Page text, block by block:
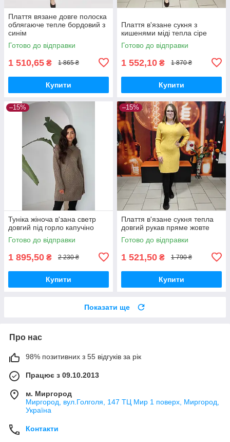
Плаття вязане довге полоска
облягаюче тепле бордовий з
синім
Готово до відправки
1 510,65 ₴ 1 865 ₴
Купити
Плаття в'язане сукня з
кишенями міді тепла сіре
Готово до відправки
1 552,10 ₴ 1 870 ₴
Купити
–15%
Туніка жіноча в'зана светр
довгий під горло капучіно
Готово до відправки
1 895,50 ₴ 2 230 ₴
Купити
–15%
Плаття в'язане сукня тепла
довгий рукав пряме жовте
Готово до відправки
1 521,50 ₴ 1 790 ₴
Купити
Показати ще
Про нас
98% позитивних з 55 відгуків за рік
Працює з 09.10.2013
м. Миргород
Миргород, вул.Голголя, 147 ТЦ Мир 1 поверх, Миргород,
Україна
Контакти